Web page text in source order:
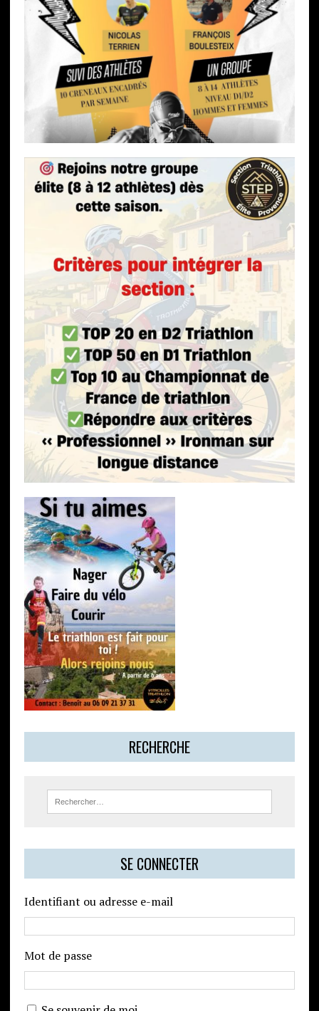
RECHERCHE
SE CONNECTER
Identifiant ou adresse e-mail
Mot de passe